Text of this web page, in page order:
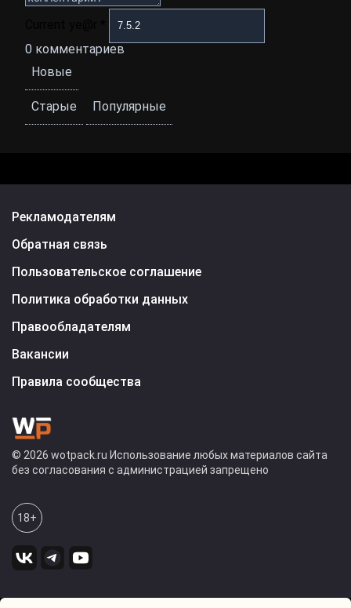
0 комментариев
Новые
Старые Популярные
Рекламодателям
Обратная связь
Пользовательское соглашение
Политика обработки данных
Правообладателям
Вакансии
Правила сообщества
© 2026 wotpack.ru Использование любых материалов сайта
без согласования с администрацией запрещено
18+